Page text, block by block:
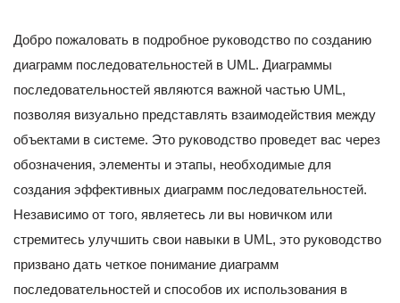
Добро пожаловать в подробное руководство по созданию
диаграмм последовательностей в UML. Диаграммы
последовательностей являются важной частью UML,
позволяя визуально представлять взаимодействия между
объектами в системе. Это руководство проведет вас через
обозначения, элементы и этапы, необходимые для
создания эффективных диаграмм последовательностей.
Независимо от того, являетесь ли вы новичком или
стремитесь улучшить свои навыки в UML, это руководство
призвано дать четкое понимание диаграмм
последовательностей и способов их использования в